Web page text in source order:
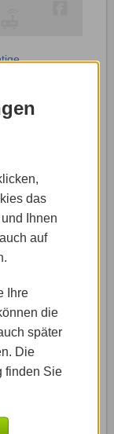
das
Ihnen
auf
Ihre
die
später
Die
finden Sie
Dir